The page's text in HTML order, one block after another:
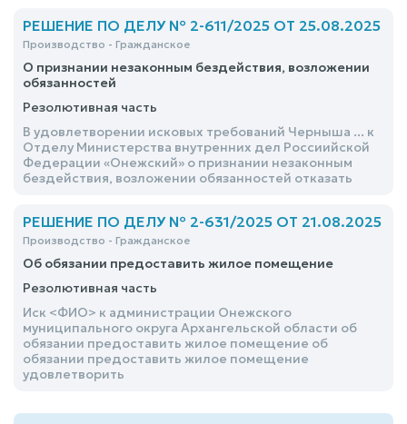
РЕШЕНИЕ ПО ДЕЛУ № 2-611/2025 ОТ 25.08.2025
Производство - Гражданское
О признании незаконным бездействия, возложении
обязанностей
Резолютивная часть
В удовлетворении исковых требований Черныша ... к
Отделу Министерства внутренних дел Россиийской
Федерации «Онежский» о признании незаконным
бездействия, возложении обязанностей отказать
РЕШЕНИЕ ПО ДЕЛУ № 2-631/2025 ОТ 21.08.2025
Производство - Гражданское
Об обязании предоставить жилое помещение
Резолютивная часть
Иск <ФИО> к администрации Онежского
муниципального округа Архангельской области об
обязании предоставить жилое помещение об
обязании предоставить жилое помещение
удовлетворить